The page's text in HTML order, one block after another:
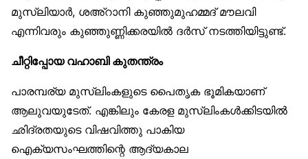
മുസ്‌ലിയാർ, ശഅ്‌റാനി കുഞ്ഞുമുഹമ്മദ് മൗലവി
എന്നിവരും കുഞ്ഞുണ്ണിക്കരയിൽ ദർസ് നടത്തിയിട്ടുണ്ട്.
ചീറ്റിപ്പോയ വഹാബി കുതന്ത്രം
പാരമ്പര്യ മുസ്‌ലിംകളുടെ പൈതൃക ഭൂമികയാണ്
ആലുവയുടേത്. എങ്കിലും കേരള മുസ്‌ലിംകൾക്കിടയിൽ
ഛിദ്രതയുടെ വിഷവിത്തു പാകിയ
ഐക്യസംഘത്തിന്റെ ആദ്യകാല